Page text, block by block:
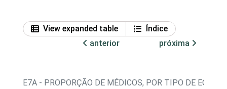
View expanded table
Índice
anterior
próxima
E7A - PROPORÇÃO DE MÉDICOS, POR TIPO DE